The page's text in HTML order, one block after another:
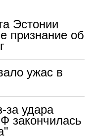
Эстонии
признание об
ужас в
за удара
закончилась